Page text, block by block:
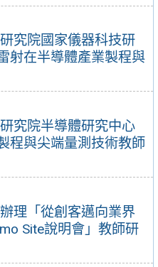
究院國家儀器科技研
射在半導體產業製程與
究院半導體研究中心
程與尖端量測技術教師
理「從創客邁向業界
Site說明會」教師研